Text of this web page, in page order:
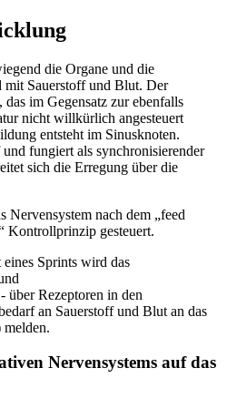
die Organe und die
mit Sauerstoff und Blut. Der
im Gegensatz zur ebenfalls
nicht willkürlich angesteuert
entsteht im Sinusknoten.
fungiert als synchronisierender
sich die Erregung über die
Nervensystem nach dem „feed
Kontrollprinzip gesteuert.
Sprints wird das
über Rezeptoren in den
an Sauerstoff und Blut an das
Nervensystems auf das